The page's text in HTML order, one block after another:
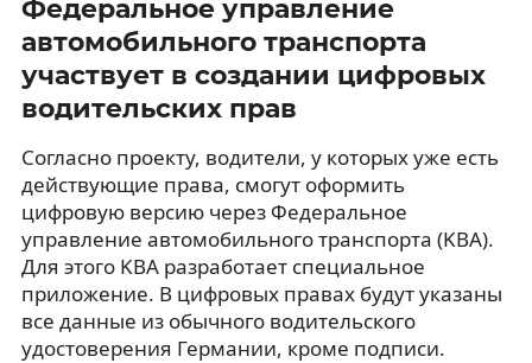
Федеральное управление
автомобильного транспорта
участвует в создании цифровых
водительских прав
Согласно проекту, водители, у которых уже есть
действующие права, смогут оформить
цифровую версию через Федеральное
управление автомобильного транспорта (KBA).
Для этого KBA разработает специальное
приложение. В цифровых правах будут указаны
все данные из обычного водительского
удостоверения Германии, кроме подписи.